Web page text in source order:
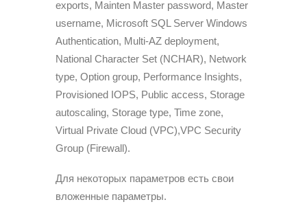
exports, Mainten Master password, Master
username, Microsoft SQL Server Windows
Authentication, Multi-AZ deployment,
National Character Set (NCHAR), Network
type, Option group, Performance Insights,
Provisioned IOPS, Public access, Storage
autoscaling, Storage type, Time zone,
Virtual Private Cloud (VPC),VPC Security
Group (Firewall).
Для некоторых параметров есть свои
вложенные параметры.